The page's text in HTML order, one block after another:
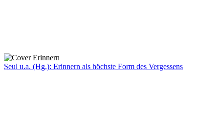
Seul u.a. (Hg.): Erinnern als höchste Form des Vergessens